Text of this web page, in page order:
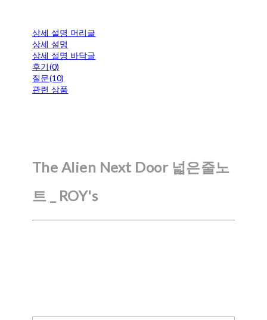
상세 설명 머리글
상세 설명
상세 설명 바닥글
후기(0)
질문(10)
관련 상품
The Alien Next Door 넓은줄노
트 _ ROY's